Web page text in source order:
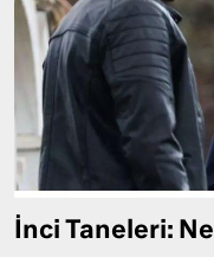
İnci Taneleri: